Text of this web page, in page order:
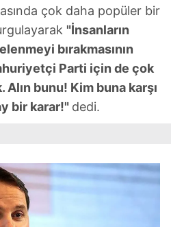
çok daha popüler bir
"İnsanların
bırakmasının
Parti için de çok
bunu! Kim buna karşı
bir karar!" dedi.